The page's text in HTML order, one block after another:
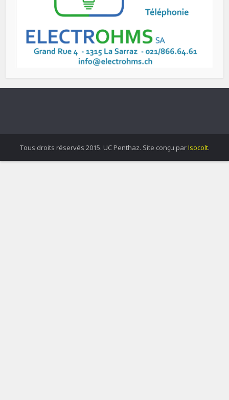
Tous droits réservés 2015. UC Penthaz. Site conçu parIsocolt.